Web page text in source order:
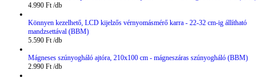
4.990 Ft
Könnyen kezelhető, LCD kijelzős vérnyomásmérő karra - 22-32 cm-ig állítható
mandzsettával (BBM)
5.590 Ft
Mágneses szúnyogháló ajtóra, 210x100 cm - mágneszáras szúnyogháló (BBM)
2.990 Ft